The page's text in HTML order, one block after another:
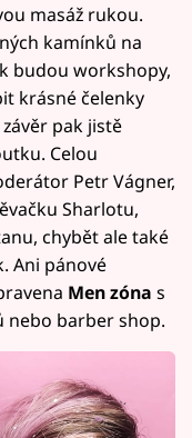
masáž rukou.
kamínků na
budou workshopy,
krásné čelenky
pak jistě
Celou
Petr Vágner,
Sharlotu,
chybět ale také
Ani pánové
Men zóna s
nebo barber shop.